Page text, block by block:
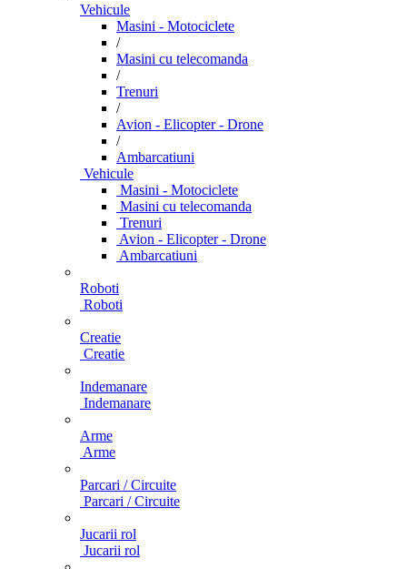
Vehicule
Masini - Motociclete
/
Masini cu telecomanda
/
Trenuri
/
Avion - Elicopter - Drone
/
Ambarcatiuni
Vehicule
Masini - Motociclete
Masini cu telecomanda
Trenuri
Avion - Elicopter - Drone
Ambarcatiuni
Roboti
Roboti
Creatie
Creatie
Indemanare
Indemanare
Arme
Arme
Parcari / Circuite
Parcari / Circuite
Jucarii rol
Jucarii rol